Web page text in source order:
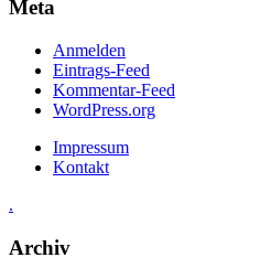
Meta
Anmelden
Eintrags-Feed
Kommentar-Feed
WordPress.org
Impressum
Kontakt
.
Archiv